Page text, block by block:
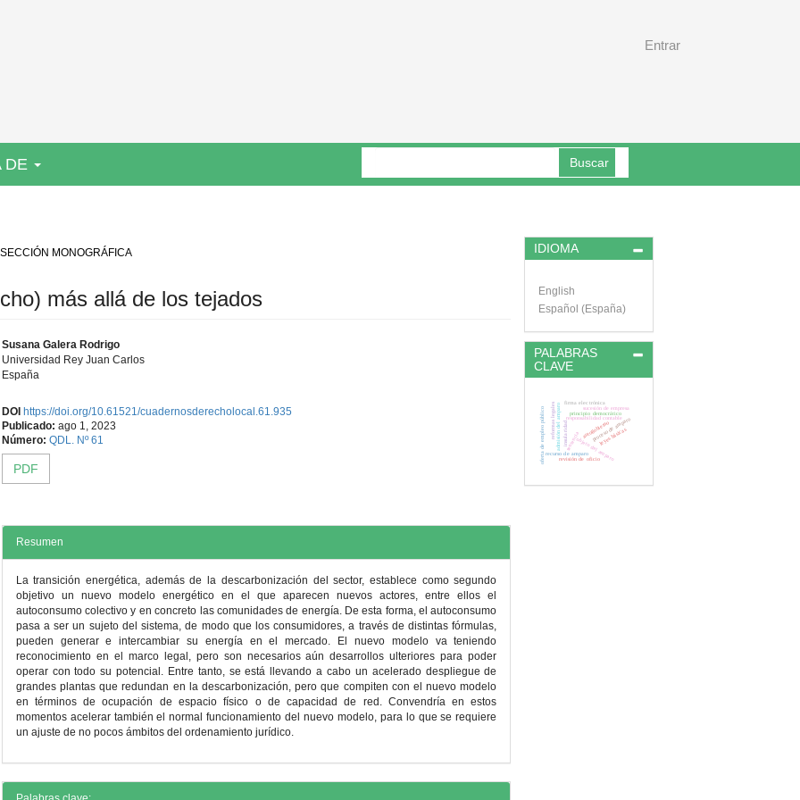
Entrar
DE Buscar
MONOGRÁFICA
más allá de los tejados
Susana Galera Rodrigo
Universidad Rey Juan Carlos
España
Contenido
principal
del
DOI https://doi.org/10.61521/cuadernosderecholocal.61.935
Publicado: ago 1, 2023
Número: QDL. Nº 61
PDF
Resumen
La transición energética, además de la descarbonización del sector, establece como segundo
objetivo un nuevo modelo energético en el que aparecen nuevos actores, entre ellos el
autoconsumo colectivo y en concreto las comunidades de energía. De esta forma, el autoconsumo
pasa a ser un sujeto del sistema, de modo que los consumidores, a través de distintas fórmulas,
pueden generar e intercambiar su energía en el mercado. El nuevo modelo va teniendo
reconocimiento en el marco legal, pero son necesarios aún desarrollos ulteriores para poder
operar con todo su potencial. Entre tanto, se está llevando a cabo un acelerado despliegue de
grandes plantas que redundan en la descarbonización, pero que compiten con el nuevo modelo
en términos de ocupación de espacio físico o de capacidad de red. Convendría en estos
momentos acelerar también el normal funcionamiento del nuevo modelo, para lo que se requiere
un ajuste de no pocos ámbitos del ordenamiento jurídico.
IDIOMA
English
Español (España)
PALABRAS
CLAVE
responsabilidad contable
insularidadsentenciaobjeto del amparo
admisión del amparo proceso de amparo
recurso de amparo
principio democrático
autogobiernoleyes básicas
oferta de empleo público sucesión de empresa
reformas legales
revisión de oficio
firma electrónica